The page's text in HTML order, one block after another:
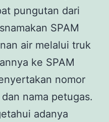
pungutan dari
SPAM
air melalui truk
ke SPAM
nomor
nama petugas.
adanya